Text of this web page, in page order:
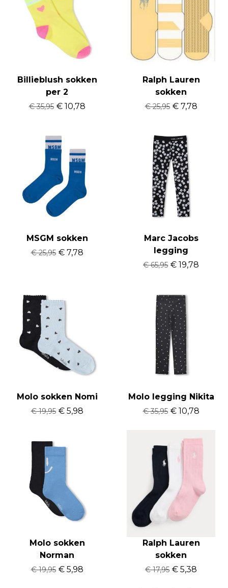
Billieblush sokken
per 2
€ 35,95 € 10,78
Ralph Lauren
sokken
€ 25,95 € 7,78
MSGM sokken
€ 25,95 € 7,78
Marc Jacobs
legging
€ 65,95 € 19,78
Molo sokken Nomi
€ 19,95 € 5,98
Molo legging Nikita
€ 35,95 € 10,78
Molo sokken
Norman
€ 19,95 € 5,98
Ralph Lauren
sokken
€ 17,95 € 5,38